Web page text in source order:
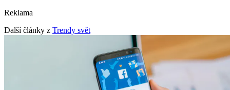
Reklama
Další články z Trendy svět